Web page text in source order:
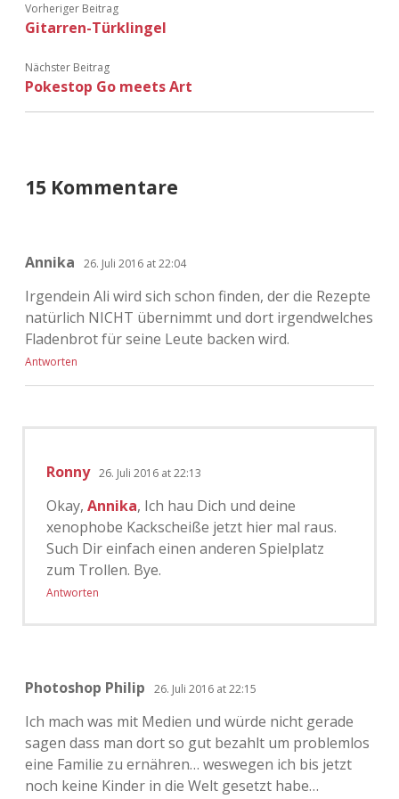
Vorheriger Beitrag
Gitarren-Türklingel
Nächster Beitrag
Pokestop Go meets Art
15 Kommentare
Annika 26. Juli 2016 at 22:04
Irgendein Ali wird sich schon finden, der die Rezepte
natürlich NICHT übernimmt und dort irgendwelches
Fladenbrot für seine Leute backen wird.
Antworten
Ronny 26. Juli 2016 at 22:13
Okay, Annika, Ich hau Dich und deine
xenophobe Kackscheiße jetzt hier mal raus.
Such Dir einfach einen anderen Spielplatz
zum Trollen. Bye.
Antworten
Photoshop Philip 26. Juli 2016 at 22:15
Ich mach was mit Medien und würde nicht gerade
sagen dass man dort so gut bezahlt um problemlos
eine Familie zu ernähren… weswegen ich bis jetzt
noch keine Kinder in die Welt gesetzt habe…